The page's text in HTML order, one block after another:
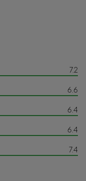
7.2
6.6
6.4
6.4
7.4